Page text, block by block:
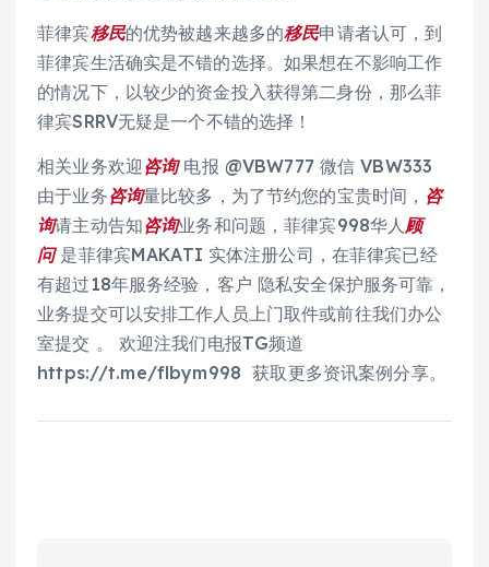
菲律宾移民的优势被越来越多的移民申请者认可，到
菲律宾生活确实是不错的选择。如果想在不影响工作
的情况下，以较少的资金投入获得第二身份，那么菲
律宾SRRV无疑是一个不错的选择！
相关业务欢迎 咨询电报 @VBW777 微信 VBW333
由于业务咨询量比较多，为了节约您的宝贵时间， 咨
询请主动告知咨询业务和问题，菲律宾998华人顾
问是菲律宾MAKATI 实体注册公司，在菲律宾已经
有超过18年服务经验，客户 隐私安全保护服务可靠，
业务提交可以安排工作人员上门取件或前往我们办公
室提交 。 欢迎注我们电报TG频道
https://t.me/flbym998 获取更多资讯案例分享。